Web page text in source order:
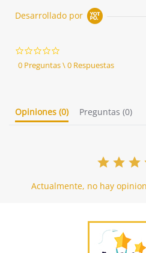
Desarrollado por
star
rating
0 Preguntas \ 0 Respuestas
Opiniones (0) Preguntas (0)
Actualmente, no hay